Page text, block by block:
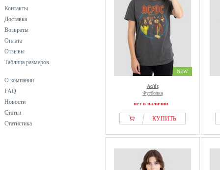
Контакты
Доставка
Возвраты
Оплата
Отзывы
Таблица размеров
О компании
FAQ
Новости
Статьи
Статистика
NEW
Ac/dc
Футболка
нет в наличии
КУПИТЬ